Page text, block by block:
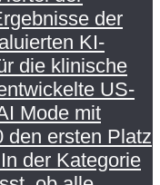
der
KI-
die klinische
US-
Mode mit
den ersten Platz
der Kategorie